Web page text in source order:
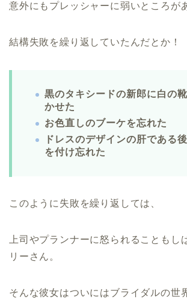
意外にもプレッシャーに弱いところが
結構失敗を繰り返していたんだとか！
黒のタキシードの新郎に白の
かせた
お色直しのブーケを忘れた
ドレスのデザインの肝である
を付け忘れた
このように失敗を繰り返しては、
上司やプランナーに怒られることもし
リーさん。
そんな彼女はついにはブライダルの世